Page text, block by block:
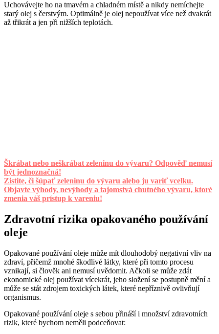
Uchovávejte ho na tmavém a chladném místě a nikdy nemíchejte
starý olej s čerstvým. Optimálně je olej nepoužívat více než dvakrát
až třikrát a jen při nižších teplotách.
Škrábat nebo neškrábat zeleninu do vývaru? Odpověď nemusí
být jednoznačná!
Zistite, či šúpať zeleninu do vývaru alebo ju variť vcelku.
Objavte výhody, nevýhody a tajomstvá chutného vývaru, ktoré
zmenia váš prístup k vareniu!
Zdravotní rizika opakovaného používání
oleje
Opakované používání oleje může mít dlouhodobý negativní vliv na
zdraví, přičemž mnohé škodlivé látky, které při tomto procesu
vznikají, si člověk ani nemusí uvědomit. Ačkoli se může zdát
ekonomické olej používat vícekrát, jeho složení se postupně mění a
může se stát zdrojem toxických látek, které nepříznivě ovlivňují
organismus.
Opakované používání oleje s sebou přináší i množství zdravotních
rizik, které bychom neměli podceňovat: